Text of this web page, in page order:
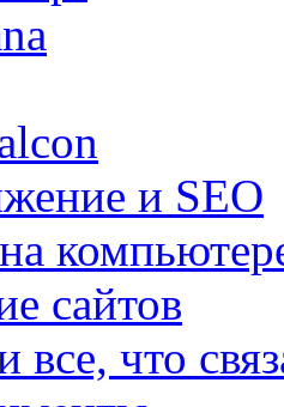
и SEO
сайтов
все, что